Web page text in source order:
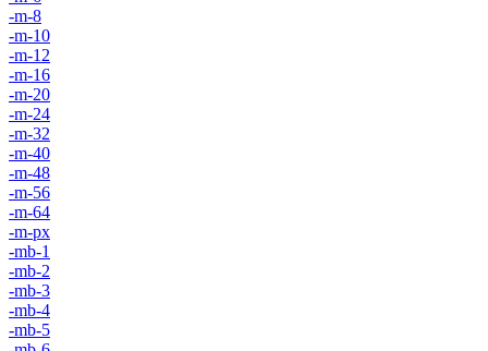
-m-8
-m-10
-m-12
-m-16
-m-20
-m-24
-m-32
-m-40
-m-48
-m-56
-m-64
-m-px
-mb-1
-mb-2
-mb-3
-mb-4
-mb-5